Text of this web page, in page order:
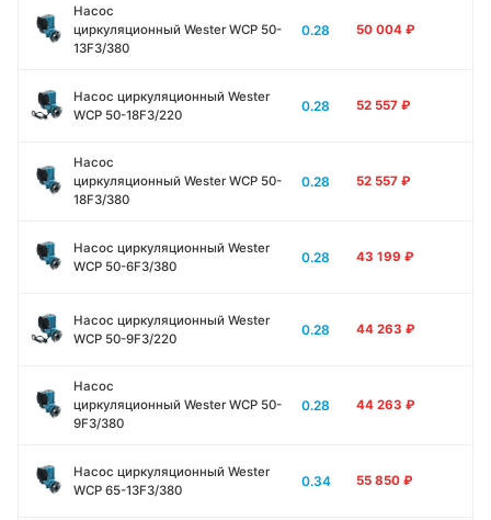
Насос
циркуляционный Wester WCP 50-
13F3/380
0.28 50 004 ₽
Насос циркуляционный Wester
WCP 50-18F3/220
0.28 52 557 ₽
Насос
циркуляционный Wester WCP 50-
18F3/380
0.28 52 557 ₽
Насос циркуляционный Wester
WCP 50-6F3/380
0.28 43 199 ₽
Насос циркуляционный Wester
WCP 50-9F3/220
0.28 44 263 ₽
Насос
циркуляционный Wester WCP 50-
9F3/380
0.28 44 263 ₽
Насос циркуляционный Wester
WCP 65-13F3/380
0.34 55 850 ₽